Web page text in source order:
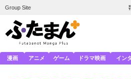
Group Site
漫画 アニメ ゲーム ドラマ映画 イン